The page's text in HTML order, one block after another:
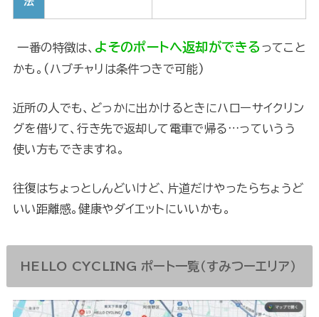
一番の特徴は、 よそのポートへ返却ができる ってこと
かも。(ハブチャリは条件つきで可能)
近所の人でも、どっかに出かけるときにハローサイクリン
グを借りて、行き先で返却して電車で帰る…っていうう
使い方もできますね。
往復はちょっとしんどいけど、片道だけやったらちょうど
いい距離感。健康やダイエットにいいかも。
HELLO CYCLING ポート一覧（すみつーエリア）